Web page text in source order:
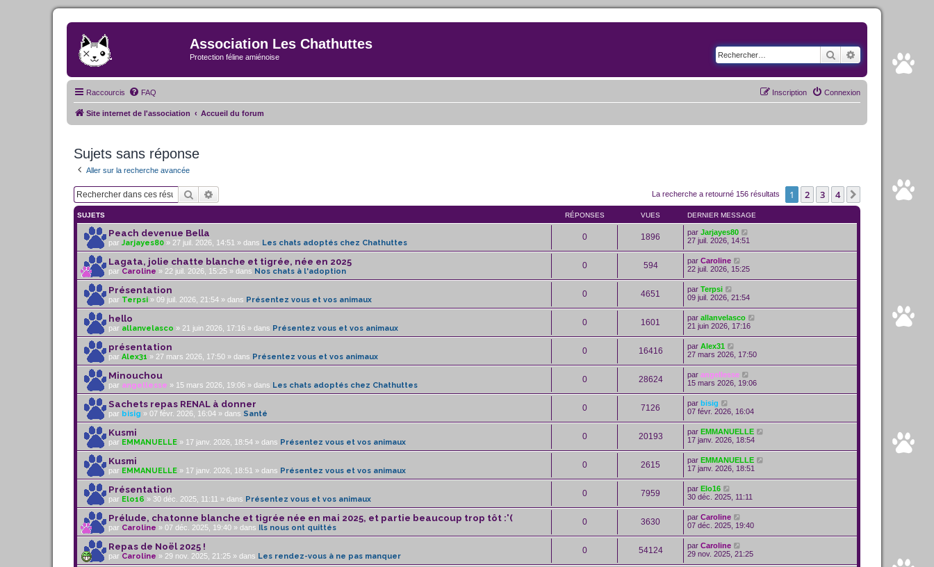
Association Les Chathuttes
Protection féline amiénoise RechercherRecherche
Raccourcis FAQ Connexion
Inscription
Site internet de l'association Accueil du forum
Sujets sans réponse
Aller sur la recherche avancée
Rechercher La recherche a retourné 156 résultats 1 2 3 4 Suivant
SUJETS RÉPONSES VUES DERNIER MESSAGE
Peach devenue Bella
par Jarjayes80 » 27 juil. 2026, 14:51 » dans Les chats adoptés chez Chathuttes
0 1896 par Jarjayes80
27 juil. 2026, 14:51
Lagata, jolie chatte blanche et tigrée, née en 2025
par Caroline » 22 juil. 2026, 15:25 » dans Nos chats à l'adoption
0 594 par Caroline
22 juil. 2026, 15:25
Présentation
par Terpsi » 09 juil. 2026, 21:54 » dans Présentez vous et vos animaux
0 4651 par Terpsi
09 juil. 2026, 21:54
hello
par allanvelasco » 21 juin 2026, 17:16 » dans Présentez vous et vos animaux
0 1601 par allanvelasco
21 juin 2026, 17:16
présentation
par Alex31 » 27 mars 2026, 17:50 » dans Présentez vous et vos animaux
0 16416 par Alex31
27 mars 2026, 17:50
Minouchou
par angellesse » 15 mars 2026, 19:06 » dans Les chats adoptés chez Chathuttes
0 28624 par angellesse
15 mars 2026, 19:06
Sachets repas RENAL à donner
par bisig » 07 févr. 2026, 16:04 » dans Santé
0 7126 par bisig
07 févr. 2026, 16:04
Kusmi
par EMMANUELLE » 17 janv. 2026, 18:54 » dans Présentez vous et vos animaux
0 20193 par EMMANUELLE
17 janv. 2026, 18:54
Kusmi
par EMMANUELLE » 17 janv. 2026, 18:51 » dans Présentez vous et vos animaux
0 2615 par EMMANUELLE
17 janv. 2026, 18:51
Présentation
par Elo16 » 30 déc. 2025, 11:11 » dans Présentez vous et vos animaux
0 7959 par Elo16
30 déc. 2025, 11:11
Prélude, chatonne blanche et tigrée née en mai 2025, et partie beaucoup trop tôt :'(
par Caroline » 07 déc. 2025, 19:40 » dans Ils nous ont quittés
0 3630 par Caroline
07 déc. 2025, 19:40
Repas de Noël 2025 !
par Caroline » 29 nov. 2025, 21:25 » dans Les rendez-vous à ne pas manquer
0 54124 par Caroline
29 nov. 2025, 21:25